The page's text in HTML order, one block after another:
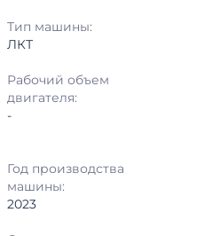
Открытые торги
50 000 ₽
Москва
Тип машины:
ЛКТ
Рабочий объем
двигателя:
-
Год производства
машины:
2023